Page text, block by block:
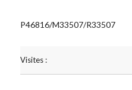
P46816/M33507/R33507
Visites :